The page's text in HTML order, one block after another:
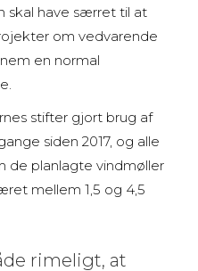
skal have særret til at
om vedvarende
en normal
stifter gjort brug af
siden 2017, og alle
de planlagte vindmøller
mellem 1,5 og 4,5
rimeligt, at